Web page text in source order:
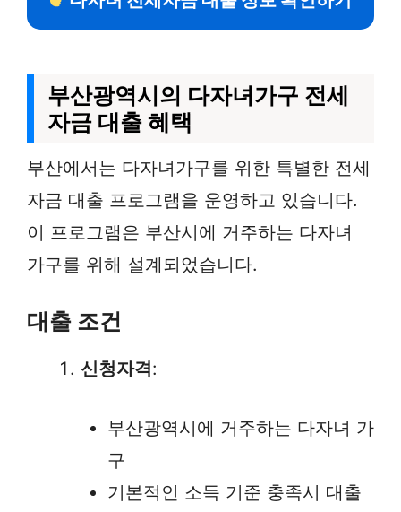
부산광역시의 다자녀가구 전세
자금 대출 혜택
부산에서는 다자녀가구를 위한 특별한 전세
자금 대출 프로그램을 운영하고 있습니다.
이 프로그램은 부산시에 거주하는 다자녀
가구를 위해 설계되었습니다.
대출 조건
신청자격:
부산광역시에 거주하는 다자녀 가
구
기본적인 소득 기준 충족시 대출